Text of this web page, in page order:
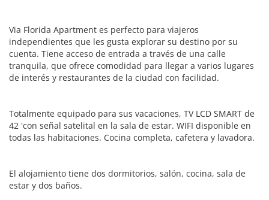
Via Florida Apartment es perfecto para viajeros
independientes que les gusta explorar su destino por su
cuenta. Tiene acceso de entrada a través de una calle
tranquila, que ofrece comodidad para llegar a varios lugares
de interés y restaurantes de la ciudad con facilidad.
Totalmente equipado para sus vacaciones, TV LCD SMART de
42 'con señal satelital en la sala de estar. WIFI disponible en
todas las habitaciones. Cocina completa, cafetera y lavadora.
El alojamiento tiene dos dormitorios, salón, cocina, sala de
estar y dos baños.